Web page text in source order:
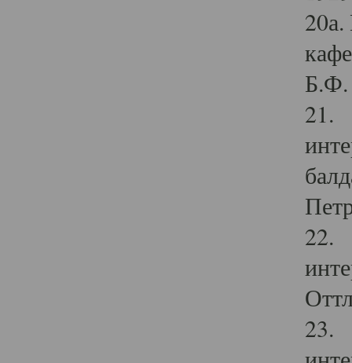
Б.Ф.
21.
22.
23.